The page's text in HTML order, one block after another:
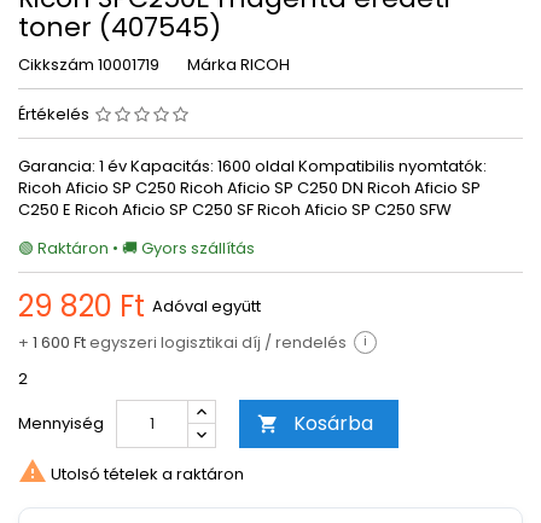
toner (407545)
Cikkszám 10001719 Márka RICOH
Értékelés
Garancia: 1 év Kapacitás: 1600 oldal Kompatibilis nyomtatók:
Ricoh Aficio SP C250 Ricoh Aficio SP C250 DN Ricoh Aficio SP
C250 E Ricoh Aficio SP C250 SF Ricoh Aficio SP C250 SFW
🟢 Raktáron • 🚚 Gyors szállítás
29 820 Ft Adóval együtt
+ 1 600 Ftegyszeri logisztikai díj / rendelés i
2
Mennyiség
 Kosárba
 Utolsó tételek a raktáron